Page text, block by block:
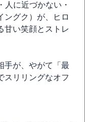
人に近づかない・
ングク）が、ヒロ
甘い笑顔とストレ
手が、やがて「最
スリリングなオフ